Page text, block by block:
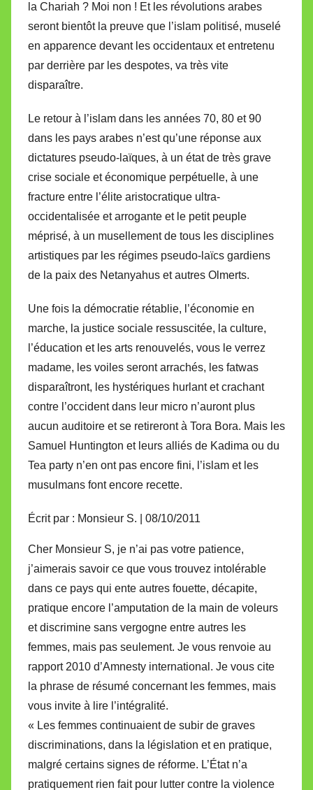
la Chariah ? Moi non ! Et les révolutions arabes
seront bientôt la preuve que l’islam politisé, muselé
en apparence devant les occidentaux et entretenu
par derrière par les despotes, va très vite
disparaître.
Le retour à l’islam dans les années 70, 80 et 90
dans les pays arabes n’est qu’une réponse aux
dictatures pseudo-laïques, à un état de très grave
crise sociale et économique perpétuelle, à une
fracture entre l’élite aristocratique ultra-
occidentalisée et arrogante et le petit peuple
méprisé, à un musellement de tous les disciplines
artistiques par les régimes pseudo-laïcs gardiens
de la paix des Netanyahus et autres Olmerts.
Une fois la démocratie rétablie, l’économie en
marche, la justice sociale ressuscitée, la culture,
l’éducation et les arts renouvelés, vous le verrez
madame, les voiles seront arrachés, les fatwas
disparaîtront, les hystériques hurlant et crachant
contre l’occident dans leur micro n’auront plus
aucun auditoire et se retireront à Tora Bora. Mais les
Samuel Huntington et leurs alliés de Kadima ou du
Tea party n’en ont pas encore fini, l’islam et les
musulmans font encore recette.
Écrit par : Monsieur S. | 08/10/2011
Cher Monsieur S, je n’ai pas votre patience,
j’aimerais savoir ce que vous trouvez intolérable
dans ce pays qui ente autres fouette, décapite,
pratique encore l’amputation de la main de voleurs
et discrimine sans vergogne entre autres les
femmes, mais pas seulement. Je vous renvoie au
rapport 2010 d’Amnesty international. Je vous cite
la phrase de résumé concernant les femmes, mais
vous invite à lire l’intégralité.
« Les femmes continuaient de subir de graves
discriminations, dans la législation et en pratique,
malgré certains signes de réforme. L’État n’a
pratiquement rien fait pour lutter contre la violence